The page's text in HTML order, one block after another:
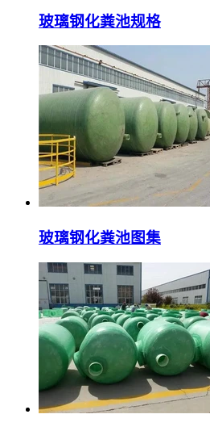
玻璃钢化粪池规格
玻璃钢化粪池图集